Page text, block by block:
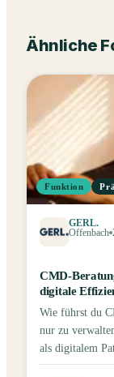
Ähnliche
Funktion
GERL.
Offenbach
CMD-
digitale
Wie führst du
nur zu
als digitalem
Beratung,